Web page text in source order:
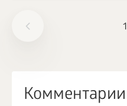
1
Комментарии